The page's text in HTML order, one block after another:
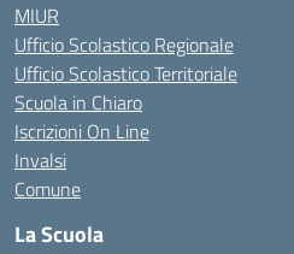
MIUR
Ufficio Scolastico Regionale
Ufficio Scolastico Territoriale
Scuola in Chiaro
Iscrizioni On Line
Invalsi
Comune
La Scuola